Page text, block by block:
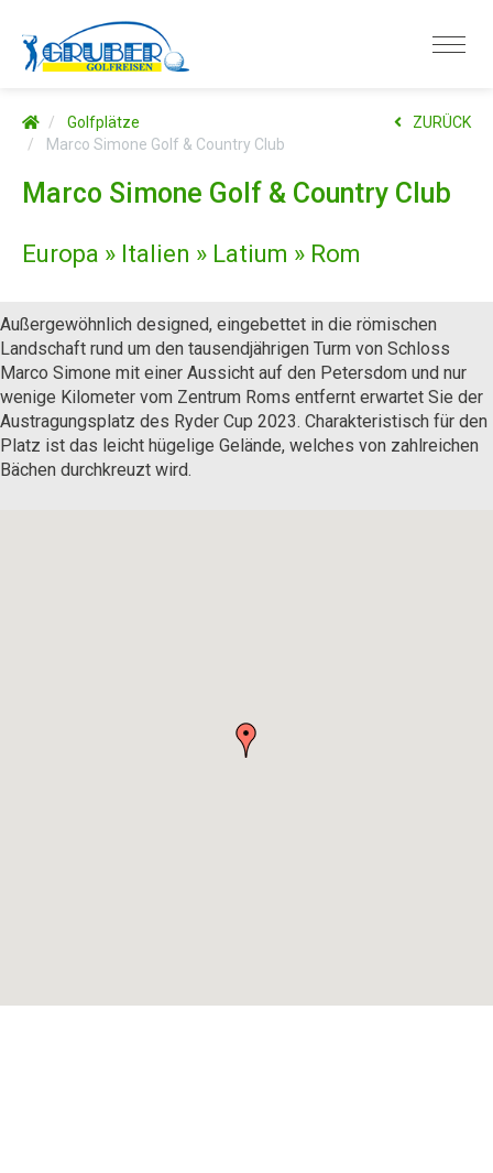
Golfplätze
Marco Simone Golf & Country Club
ZURÜCK
Marco Simone Golf & Country Club
Europa » Italien » Latium » Rom
Außergewöhnlich designed, eingebettet in die römischen
Landschaft rund um den tausendjährigen Turm von Schloss
Marco Simone mit einer Aussicht auf den Petersdom und nur
wenige Kilometer vom Zentrum Roms entfernt erwartet Sie der
Austragungsplatz des Ryder Cup 2023. Charakteristisch für den
Platz ist das leicht hügelige Gelände, welches von zahlreichen
Bächen durchkreuzt wird.